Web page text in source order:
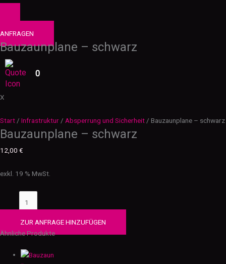
ANFRAGEN
Bauzaunplane – schwarz
0
X
Start / Infrastruktur / Absperrung und Sicherheit / Bauzaunplane – schwarz
Bauzaunplane – schwarz
12,00 €
exkl. 19 % MwSt.
ZUR ANFRAGE HINZUFÜGEN
Ähnliche Produkte